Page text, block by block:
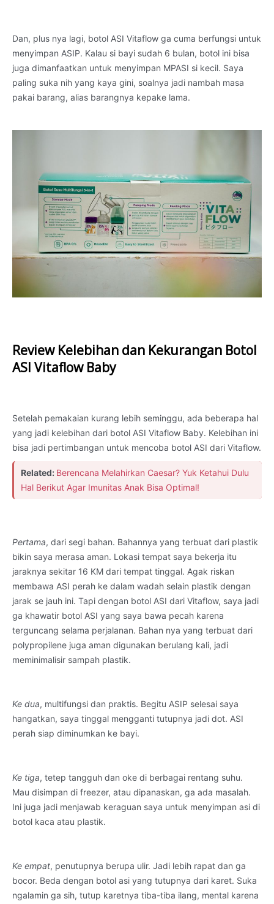
Dan, plus nya lagi, botol ASI Vitaflow ga cuma berfungsi untuk
menyimpan ASIP. Kalau si bayi sudah 6 bulan, botol ini bisa
juga dimanfaatkan untuk menyimpan MPASI si kecil. Saya
paling suka nih yang kaya gini, soalnya jadi nambah masa
pakai barang, alias barangnya kepake lama.
Review Kelebihan dan Kekurangan Botol
ASI Vitaflow Baby
Setelah pemakaian kurang lebih seminggu, ada beberapa hal
yang jadi kelebihan dari botol ASI Vitaflow Baby. Kelebihan ini
bisa jadi pertimbangan untuk mencoba botol ASI dari Vitaflow.
Related: Berencana Melahirkan Caesar? Yuk Ketahui Dulu
Hal Berikut Agar Imunitas Anak Bisa Optimal!
Pertama, dari segi bahan. Bahannya yang terbuat dari plastik
bikin saya merasa aman. Lokasi tempat saya bekerja itu
jaraknya sekitar 16 KM dari tempat tinggal. Agak riskan
membawa ASI perah ke dalam wadah selain plastik dengan
jarak se jauh ini. Tapi dengan botol ASI dari Vitaflow, saya jadi
ga khawatir botol ASI yang saya bawa pecah karena
terguncang selama perjalanan. Bahan nya yang terbuat dari
polypropilene juga aman digunakan berulang kali, jadi
meminimalisir sampah plastik.
Ke dua, multifungsi dan praktis. Begitu ASIP selesai saya
hangatkan, saya tinggal mengganti tutupnya jadi dot. ASI
perah siap diminumkan ke bayi.
Ke tiga, tetep tangguh dan oke di berbagai rentang suhu.
Mau disimpan di freezer, atau dipanaskan, ga ada masalah.
Ini juga jadi menjawab keraguan saya untuk menyimpan asi di
botol kaca atau plastik.
Ke empat, penutupnya berupa ulir. Jadi lebih rapat dan ga
bocor. Beda dengan botol asi yang tutupnya dari karet. Suka
ngalamin ga sih, tutup karetnya tiba-tiba ilang, mental karena